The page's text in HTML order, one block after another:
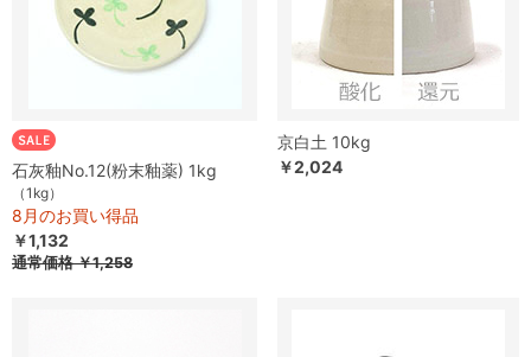
石灰釉No.12(粉末釉薬) 1kg
（1kg）
8月のお買い得品
￥1,132
通常価格￥1,258
京白土 10kg
￥2,024